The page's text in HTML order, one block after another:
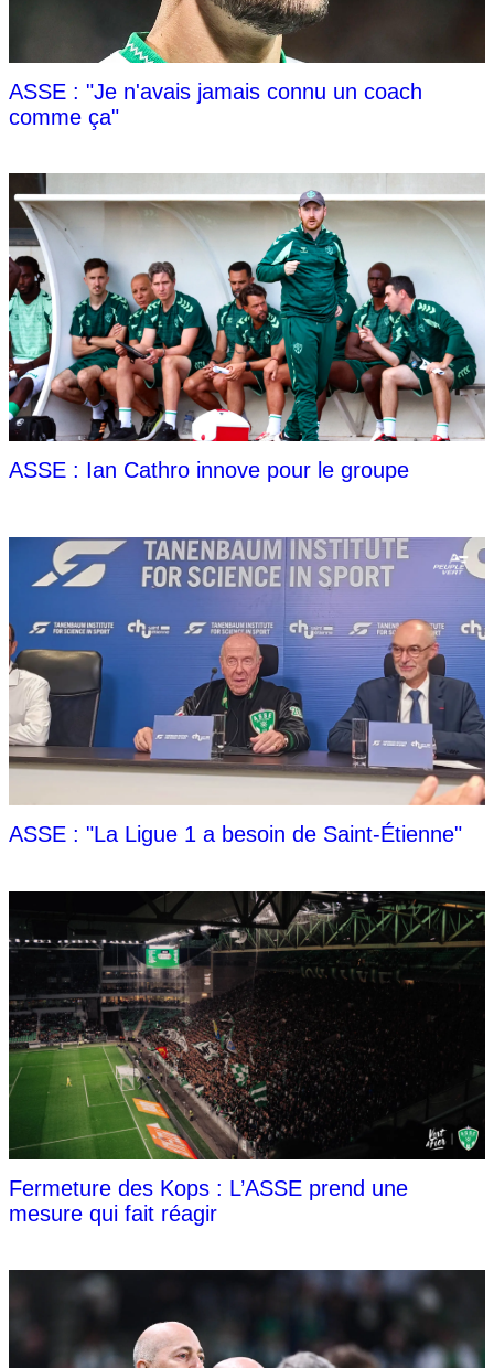
ASSE : "Je n'avais jamais connu un coach
comme ça"
ASSE : Ian Cathro innove pour le groupe
ASSE : "La Ligue 1 a besoin de Saint-Étienne"
Fermeture des Kops : L’ASSE prend une
mesure qui fait réagir